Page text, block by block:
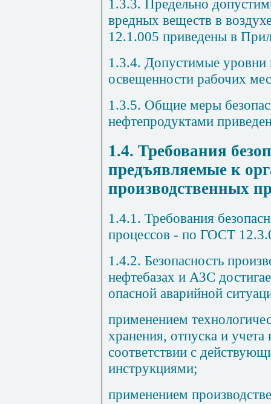
1.3.3. Предельно
вредных веществ в
12.1.005 приведены в
1.3.4. Допустимые
освещенности рабочих
1.3.5. Общие меры
нефтепродуктами
1.4. Требования
предъявляемые к
производственных
1.4.1. Требования
процессов - по ГОСТ
1.4.2. Безопасность
нефтебазах и АЗС
опасной аварийной
применением
хранения, отпуска и учета
соответствии с
инструкциями;
применением